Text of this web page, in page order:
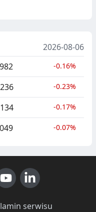
2026-08-06
-0.16%
-0.23%
-0.17%
-0.07%
serwisu